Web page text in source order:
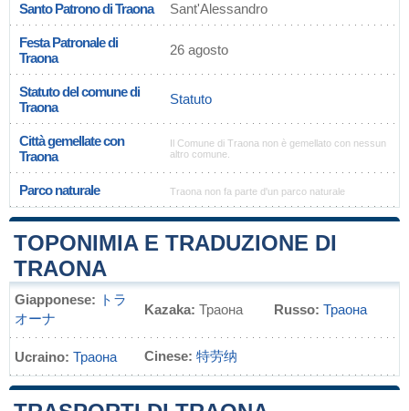
Santo Patrono di Traona Sant'Alessandro
Festa Patronale di
Traona
26 agosto
Statuto del comune di
Traona
Statuto
Città gemellate con
Traona
Il Comune di Traona non è gemellato con nessun
altro comune.
Parco naturale Traona non fa parte d'un parco naturale
TOPONIMIA E TRADUZIONE DI
TRAONA
Giapponese: トラ
オーナ
Kazaka: Траона Russo: Траона
Ucraino: Траона Cinese: 特劳纳